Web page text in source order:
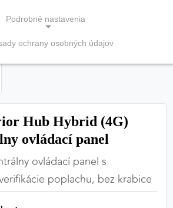
Hub Hybrid (4G)
ovládací panel
ovládací panel s
poplachu, bez krabice
Podrobné nastavenia
vypnúť)
potrebné na správne fungovanie
plnú funkčnosť.
ochrany osobných údajov